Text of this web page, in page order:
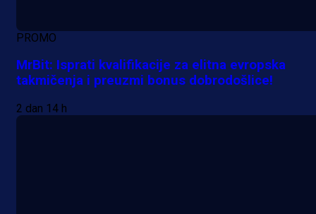
PROMO
MrBit: Isprati kvalifikacije za elitna evropska
takmičenja i preuzmi bonus dobrodošlice!
2 dan 14 h